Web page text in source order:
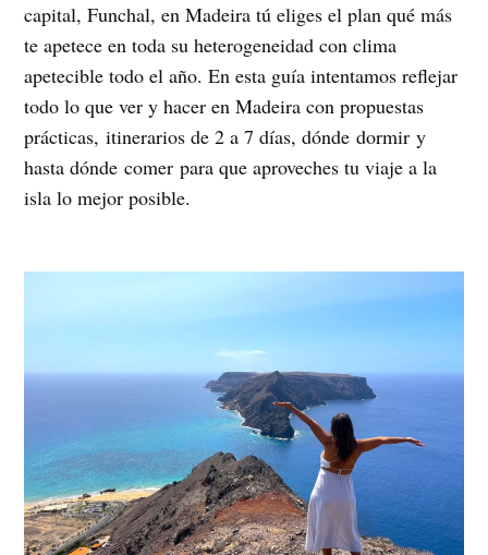
capital, Funchal, en Madeira tú eliges el plan qué más
te apetece en toda su heterogeneidad con clima
apetecible todo el año. En esta guía intentamos reflejar
todo lo que ver y hacer en Madeira con propuestas
prácticas, itinerarios de 2 a 7 días, dónde dormir y
hasta dónde comer para que aproveches tu viaje a la
isla lo mejor posible.